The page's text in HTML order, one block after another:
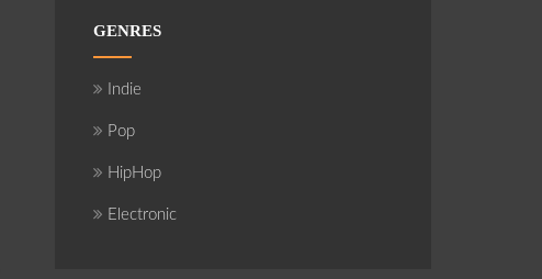
GENRES
Indie
Pop
HipHop
Electronic